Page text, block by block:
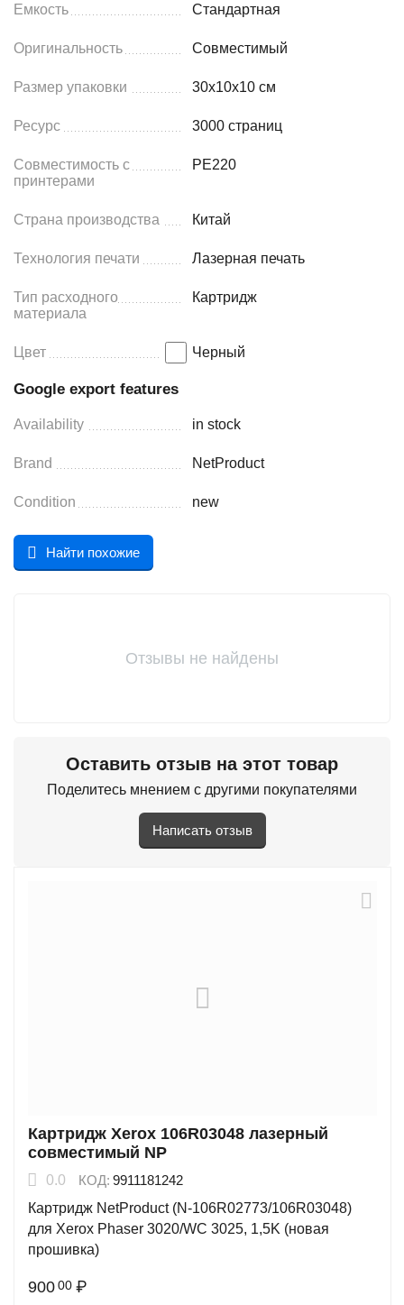
Емкость Стандартная
Оригинальность Совместимый
Размер упаковки 30x10x10 см
Ресурс 3000 страниц
Совместимость с
принтерами
PE220
Страна производства Китай
Технология печати Лазерная печать
Тип расходного
материала
Картридж
Цвет Черный
Google export features
Availability in stock
Brand NetProduct
Condition new
Найти похожие
Отзывы не найдены
Оставить отзыв на этот товар
Поделитесь мнением с другими покупателями
Написать отзыв
Картридж Xerox 106R03048 лазерный
совместимый NP
0.0 КОД: 9911181242
Картридж NetProduct (N-106R02773/106R03048)
для Xerox Phaser 3020/WC 3025, 1,5K (новая
прошивка)
900 00 ₽